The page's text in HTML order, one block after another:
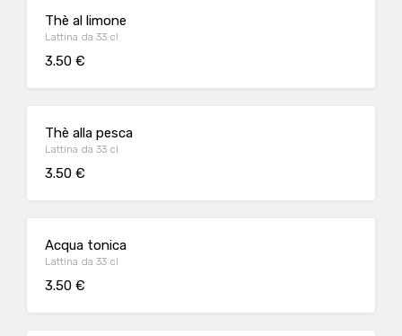
Thè al limone
Lattina da 33 cl
3.50 €
Thè alla pesca
Lattina da 33 cl
3.50 €
Acqua tonica
Lattina da 33 cl
3.50 €